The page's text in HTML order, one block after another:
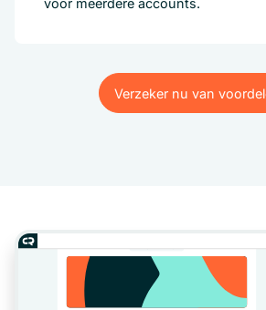
voor meerdere accounts.
Verzeker nu van
Verzeker nu van